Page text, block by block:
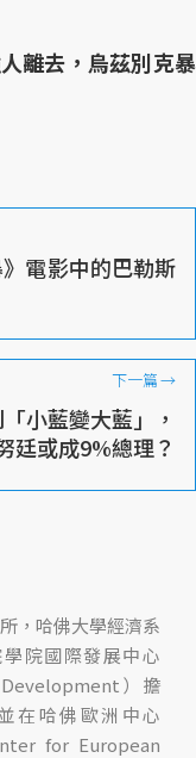
離去，烏茲別克暴
電影中的巴勒斯
下一篇→
小藍變大藍」，
廷或成9%總理？
，哈佛大學經濟系
院國際發展中心
）擔
在哈佛歐洲中心
for European